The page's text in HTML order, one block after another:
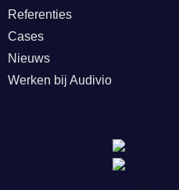
Referenties
Cases
Nieuws
Werken bij Audivio